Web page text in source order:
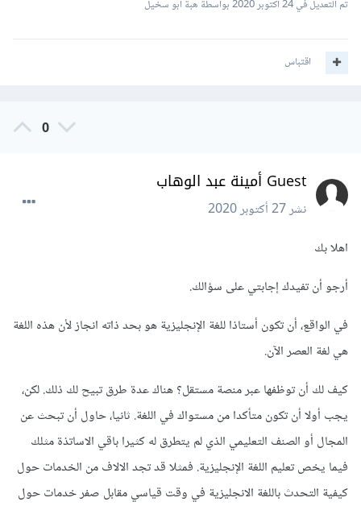
تم التعديل في24 أكتوبر 2020 بواسطة هبة أبو سخيل
اقتباس
0
Guest أمينة عبد الوهاب
نشر27 أكتوبر 2020
اهلا بك
أرجو أن تفيدك إجابتي على سؤالك.
في الواقع، أن تكون أستاذا للغة الإنجليزية هو بحد ذاته انجاز لأن هذه اللغة
هي لغة العصر الآن.
كيف لك أن توظفها عبر منصة مستقل؟ هناك عدة طرق تبيح لك ذلك. لكن،
يجب أولا أن تكون متأكدا من مستواك في اللغة. ثانيا، حاول أن تبحث عن
المجال أو الصنف التعليمي الذي لم يتطرق له كثيرا باقي الاساتذة مثلك
فيما يخص تعليم اللغة الإنجليزية. فمثلا قد تجد الالاف من الخدمات حول
كيفية التحدث باللغة الانجليزية في وقت قياسي مقابل صفر خدمات حول